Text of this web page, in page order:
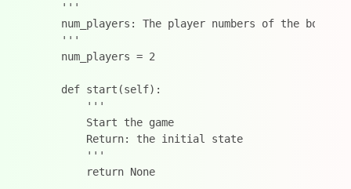
    '''
    num_players: The player numbers of the board.
    '''
    num_players = 2
    def start(self):
        '''
        Start the game
        Return: the initial state
        '''
        return None